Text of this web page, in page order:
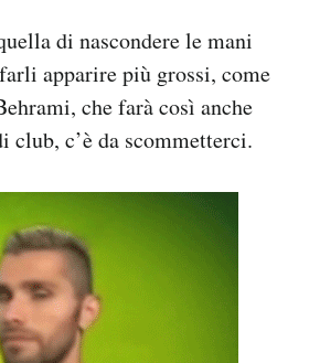
di nascondere le mani
apparire più grossi, come
che farà così anche
club, c’è da scommetterci.